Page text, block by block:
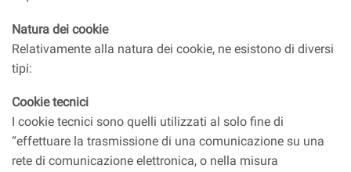
Natura dei cookie
Relativamente alla natura dei cookie, ne esistono di diversi
tipi:
Cookie tecnici
I cookie tecnici sono quelli utilizzati al solo fine di
“effettuare la trasmissione di una comunicazione su una
rete di comunicazione elettronica, o nella misura